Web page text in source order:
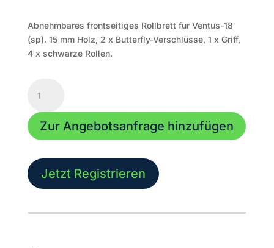
Abnehmbares frontseitiges Rollbrett für Ventus-18
(sp). 15 mm Holz, 2 x Butterfly-Verschlüsse, 1 x Griff,
4 x schwarze Rollen.
Rollbrett
Ventus-
18
Menge
Zur Angebotsanfrage hinzufügen
Jetzt Registrieren